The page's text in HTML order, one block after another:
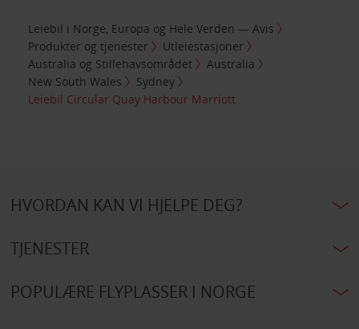
Leiebil i Norge, Europa og Hele Verden — Avis
Produkter og tjenester
Utleiestasjoner
Australia og Stillehavsområdet
Australia
New South Wales
Sydney
Leiebil Circular Quay Harbour Marriott
HVORDAN KAN VI HJELPE DEG?
TJENESTER
POPULÆRE FLYPLASSER I NORGE